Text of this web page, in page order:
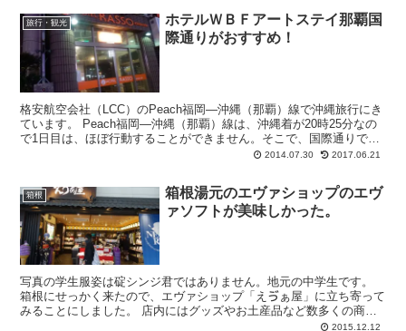
旅行・観光
ホテルＷＢＦアートステイ那覇国
際通りがおすすめ！
格安航空会社（LCC）のPeach福岡―沖縄（那覇）線で沖縄旅行にき
ています。 Peach福岡―沖縄（那覇）線は、沖縄着が20時25分なの
で1日目は、ほぼ行動することができません。そこで、国際通りで夜
2014.07.30 2017.06.21
箱根
箱根湯元のエヴァショップのエヴ
ァソフトが美味しかった。
写真の学生服姿は碇シンジ君ではありません。地元の中学生です。
箱根にせっかく来たので、エヴァショップ「えゔぁ屋」に立ち寄って
みることにしました。 店内にはグッズやお土産品など数多くの商品
2015.12.12